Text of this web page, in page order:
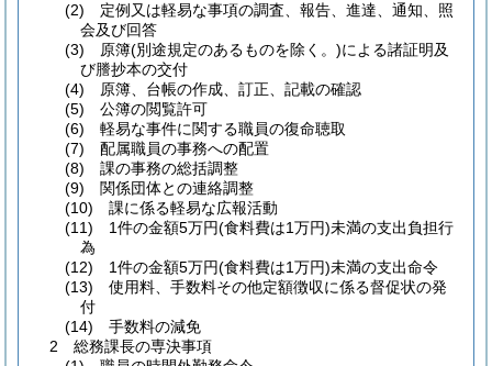
(2) 定例又は軽易な事項の調査、報告、進達、通知、照
会及び回答
(3) 原簿(別途規定のあるものを除く。)による諸証明及
び謄抄本の交付
(4) 原簿、台帳の作成、訂正、記載の確認
(5) 公簿の閲覧許可
(6) 軽易な事件に関する職員の復命聴取
(7) 配属職員の事務への配置
(8) 課の事務の総括調整
(9) 関係団体との連絡調整
(10) 課に係る軽易な広報活動
(11) 1件の金額5万円(食料費は1万円)未満の支出負担行
為
(12) 1件の金額5万円(食料費は1万円)未満の支出命令
(13) 使用料、手数料その他定額徴収に係る督促状の発
付
(14) 手数料の減免
2 総務課長の専決事項